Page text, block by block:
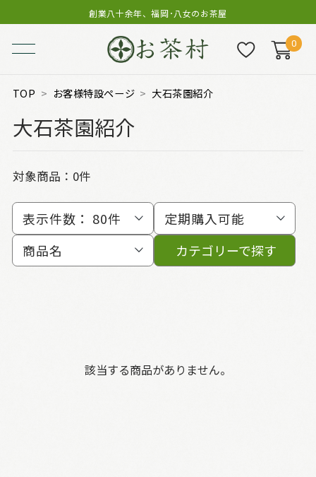
創業八十余年、福岡･八女のお茶屋
0
TOP お客様特設ページ 大石茶園紹介
大石茶園紹介
対象商品：0件
表示件数： 80件
定期購入可能
商品名
カテゴリーで探す
該当する商品がありません。